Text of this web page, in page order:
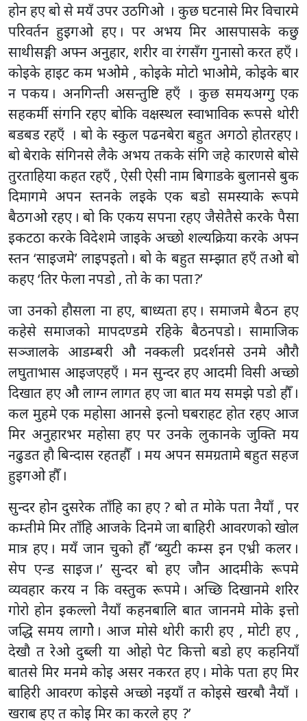
होन हए बो से मयँ उपर उठगिओ । कुछ घटनासे मिर विचारमे
परिवर्तन हुइगओ हए । पर अभय मिर आसपासके कछु
साथीसङ्गी अफ्न अनुहार, शरीर वा रंगसँग गुनासो करत हएँ ।
कोइके हाइट कम भओमे , कोइके मोटो भाओमे, कोइके बार
न पकय । अनगिन्ती असन्तुष्टि हएँ । कुछ समयअग्गु एक
सहकर्मी संगनि रहए बोकि वक्षस्थल स्वाभाविक रूपसे थोरी
बडबड रहएँ । बो के स्कुल पढनबेरा बहुत अगठो होतरहए ।
बो बेराके संगिनसे लैके अभय तकके संगि जहे कारणसे बोसे
तुरताहिया कहत रहएँ , ऐसी ऐसी नाम बिगाडके बुलानसे बुक
दिमागमे अपन स्तनके लइके एक बडो समस्याके रूपमे
बैठगओ रहए । बो कि एकय सपना रहए जैसेतैसे करके पैसा
इकटठा करके विदेशमे जाइके अच्छो शल्यक्रिया करके अफ्न
स्तन ‘साइजमे’ लाइपइतो । बो के बहुत सम्झात हएँ तओ बो
कहए ‘तिर फेला नपडो , तो के का पता ?’
जा उनको हौसला ना हए, बाध्यता हए । समाजमे बैठन हए
कहेसे समाजको मापदण्डमे रहिके बैठनपडो । सामाजिक
सञ्जालके आडम्बरी औ नक्कली प्रदर्शनसे उनमे औरौ
लघुताभास आइजएहएँ । मन सुन्दर हए आदमी विसी अच्छो
दिखात हए औ लाग्न लागत हए जा बात मय समझे पडो हौँ ।
कल मुहमे एक महोसा आनसे इत्नो घबराहट होत रहए आज
मिर अनुहारभर महोसा हए पर उनके लुकानके जुक्ति मय
नढुडत हौ बिन्दास रहतहौँ । मय अपन समग्रतामे बहुत सहज
हुइगओ हौँ ।
सुन्दर होन दुसरेक ताँहि का हए ? बो त मोके पता नैयाँ , पर
कम्तीमे मिर ताँहि आजके दिनमे जा बाहिरी आवरणको खोल
मात्र हए । मयँ जान चुको हौँ ‘ब्युटी कम्स इन एभ्री कलर ।
सेप एन्ड साइज ।’ सुन्दर बो हए जौन आदमीके रूपमे
व्यवहार करय न कि वस्तुक रूपमे । अच्छि दिखानमे शरिर
गोरो होन इकल्लो नैयाँ कहनबालि बात जाननमे मोके इत्तो
जद्धि समय लागोे । आज मोसे थोरी कारी हए , मोटी हए ,
देखौ त रेओ दुब्ली या ओहो पेट कित्तो बडो हए कहनियाँ
बातसे मिर मनमे कोइ असर नकरत हए । मोके पता हए मिर
बाहिरी आवरण कोइसे अच्छो नइयाँ त कोइसे खरबौ नैयाँ ।
खराब हए त कोइ मिर का करले हए ?’